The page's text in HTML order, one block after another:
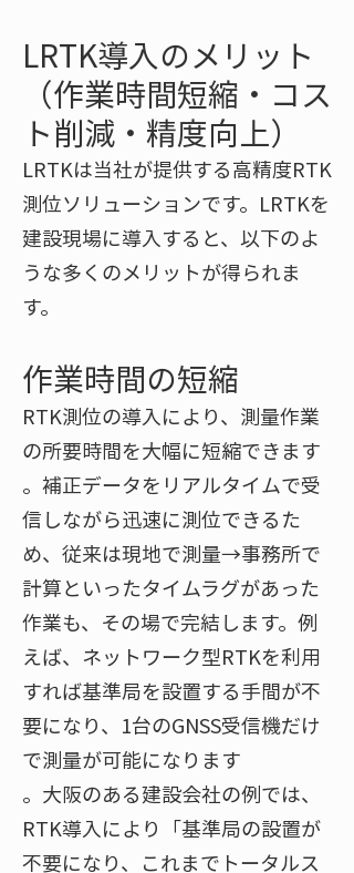
LRTK導入のメリット
（作業時間短縮・コス
ト削減・精度向上）
LRTKは当社が提供する高精度RTK
測位ソリューションです。LRTKを
建設現場に導入すると、以下のよ
うな多くのメリットが得られま
す。
作業時間の短縮
RTK測位の導入により、測量作業
の所要時間を大幅に短縮できます​
。補正データをリアルタイムで受
信しながら迅速に測位できるた
め、従来は現地で測量→事務所で
計算といったタイムラグがあった
作業も、その場で完結します。例
えば、ネットワーク型RTKを利用
すれば基準局を設置する手間が不
要になり、1台のGNSS受信機だけ
で測量が可能になります​
。大阪のある建設会社の例では、
RTK導入により「基準局の設置が
不要になり、これまでトータルス